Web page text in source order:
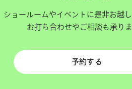
ショールームやイベントに是非お越し
お打ち合わせやご相談も承りま
予約する